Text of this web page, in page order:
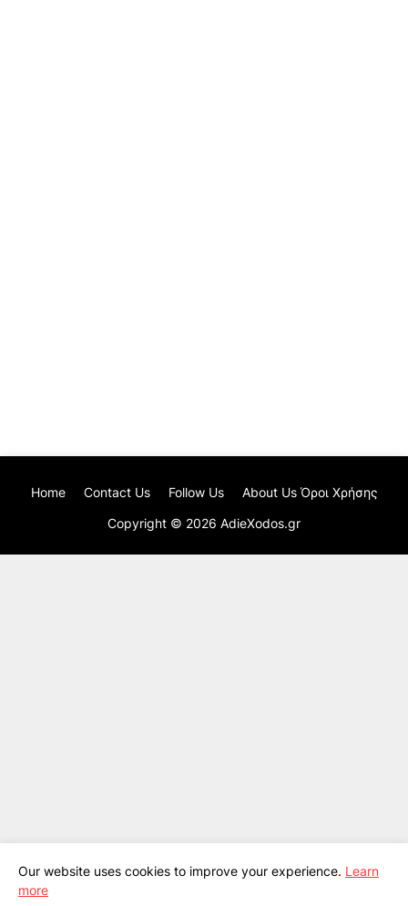
Copyright © 2026 AdieXodos.gr
Home Contact Us Follow Us About Us Όροι Χρήσης
Our website uses cookies to improve your experience. Learn
more